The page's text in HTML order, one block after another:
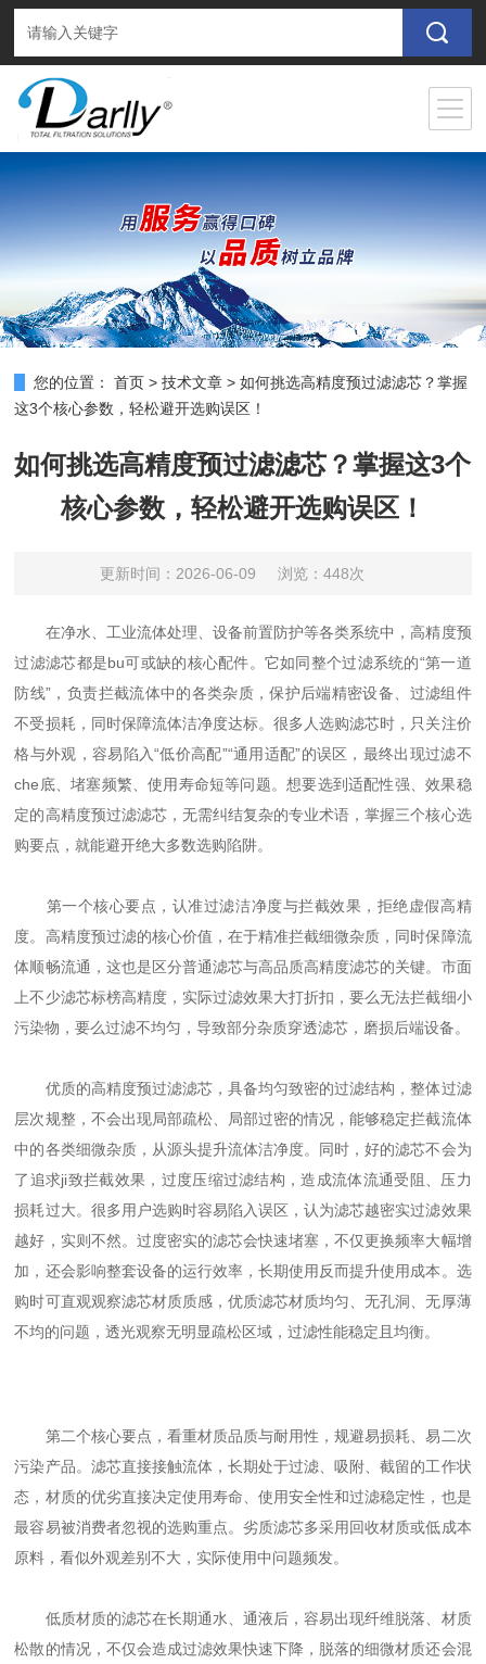
您的位置： 首页 >技术文章 >如何挑选高精度预过滤滤芯？掌握
这3个核心参数，轻松避开选购误区！
如何挑选高精度预过滤滤芯？掌握这3个
核心参数，轻松避开选购误区！
更新时间：2026-06-09 浏览：448次
在净水、工业流体处理、设备前置防护等各类系统中，高精度预
过滤滤芯都是bu可或缺的核心配件。它如同整个过滤系统的“第一道
防线”，负责拦截流体中的各类杂质，保护后端精密设备、过滤组件
不受损耗，同时保障流体洁净度达标。很多人选购滤芯时，只关注价
格与外观，容易陷入“低价高配”“通用适配”的误区，最终出现过滤不
che底、堵塞频繁、使用寿命短等问题。想要选到适配性强、效果稳
定的高精度预过滤滤芯，无需纠结复杂的专业术语，掌握三个核心选
购要点，就能避开绝大多数选购陷阱。
第一个核心要点，认准过滤洁净度与拦截效果，拒绝虚假高精
度。高精度预过滤的核心价值，在于精准拦截细微杂质，同时保障流
体顺畅流通，这也是区分普通滤芯与高品质高精度滤芯的关键。市面
上不少滤芯标榜高精度，实际过滤效果大打折扣，要么无法拦截细小
污染物，要么过滤不均匀，导致部分杂质穿透滤芯，磨损后端设备。
优质的高精度预过滤滤芯，具备均匀致密的过滤结构，整体过滤
层次规整，不会出现局部疏松、局部过密的情况，能够稳定拦截流体
中的各类细微杂质，从源头提升流体洁净度。同时，好的滤芯不会为
了追求ji致拦截效果，过度压缩过滤结构，造成流体流通受阻、压力
损耗过大。很多用户选购时容易陷入误区，认为滤芯越密实过滤效果
越好，实则不然。过度密实的滤芯会快速堵塞，不仅更换频率大幅增
加，还会影响整套设备的运行效率，长期使用反而提升使用成本。选
购时可直观观察滤芯材质质感，优质滤芯材质均匀、无孔洞、无厚薄
不均的问题，透光观察无明显疏松区域，过滤性能稳定且均衡。
第二个核心要点，看重材质品质与耐用性，规避易损耗、易二次
污染产品。滤芯直接接触流体，长期处于过滤、吸附、截留的工作状
态，材质的优劣直接决定使用寿命、使用安全性和过滤稳定性，也是
最容易被消费者忽视的选购重点。劣质滤芯多采用回收材质或低成本
原料，看似外观差别不大，实际使用中问题频发。
低质材质的滤芯在长期通水、通液后，容易出现纤维脱落、材质
松散的情况，不仅会造成过滤效果快速下降，脱落的细微材质还会混